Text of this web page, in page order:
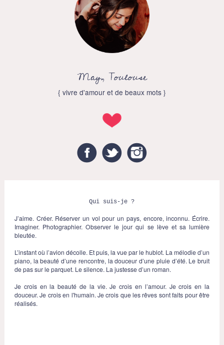
May, Toulouse
{ vivre d'amour et de beaux mots }
FacebookTwitter
Qui suis-je ?
J’aime. Créer. Réserver un vol pour un pays, encore, inconnu. Écrire.
Imaginer. Photographier. Observer le jour qui se lève et sa lumière
bleutée.
L’instant où l’avion décolle. Et puis, la vue par le hublot. La mélodie d’un
piano, la beauté d’une rencontre, la douceur d’une pluie d’été. Le bruit
de pas sur le parquet. Le silence. La justesse d’un roman.
Je crois en la beauté de la vie. Je crois en l’amour. Je crois en la
douceur. Je crois en l'humain. Je crois que les rêves sont faits pour être
réalisés.